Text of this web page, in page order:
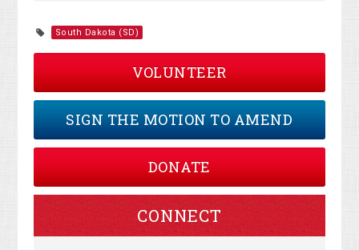
South Dakota (SD)
VOLUNTEER
SIGN THE MOTION TO AMEND
DONATE
CONNECT